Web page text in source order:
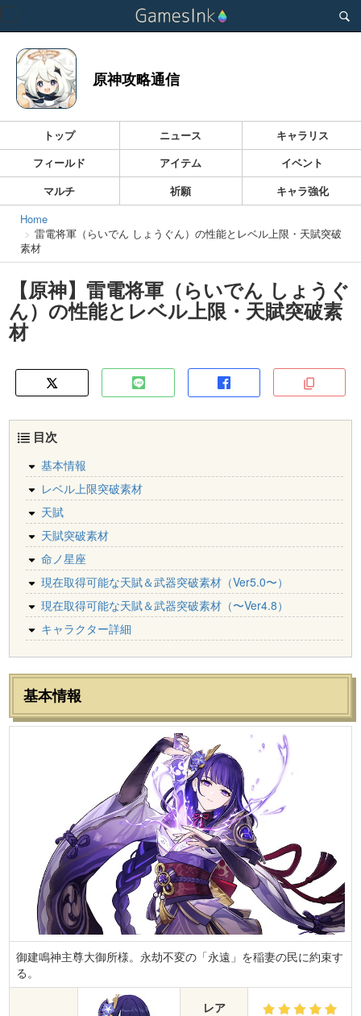
Toggle
原神攻略通信
トップ ニュース
キャラリス
フィールド
アイテム
イベント
マルチ
祈願
キャラ強化
Home
雷電将軍（らいでん しょうぐん）の性能とレベル上限・天賦突破
素材
【原神】雷電将軍（らいでん しょうぐ
ん）の性能とレベル上限・天賦突破素
材
目次
基本情報
レベル上限突破素材
天賦
天賦突破素材
命ノ星座
現在取得可能な天賦＆武器突破素材（Ver5.0〜）
現在取得可能な天賦＆武器突破素材（〜Ver4.8）
キャラクター詳細
基本情報
御建鳴神主尊大御所様。永劫不変の「永遠」を稲妻の民に約束す
る。
レア